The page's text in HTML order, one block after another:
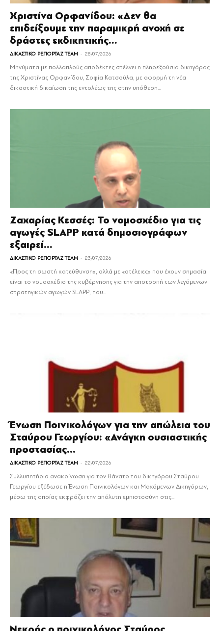
Χριστίνα Ορφανίδου: «Δεν θα
επιδείξουμε την παραμικρή ανοχή σε
δράστες εκδικητικής...
ΔΙΚΑΣΤΙΚΟ ΡΕΠΟΡΤΑΖ TEAM - 28/07/2026
Μηνύματα με πολλαπλούς αποδέκτες στέλνει η πληρεξούσια δικηγόρος
της Χριστίνας Ορφανίδου, Σοφία Κατσούλα, με αφορμή τη νέα
δικαστική δικαίωση της εντολέως της στην υπόθεση...
Ζαχαρίας Κεσσές: Το νομοσχέδιο για τις
αγωγές SLAPP κατά δημοσιογράφων
εξαιρεί...
ΔΙΚΑΣΤΙΚΟ ΡΕΠΟΡΤΑΖ TEAM - 23/07/2026
«Προς τη σωστή κατεύθυνση», αλλά με «ατέλειες» που έχουν σημασία,
είναι το νομοσχέδιο της κυβέρνησης για την αποτροπή των λεγόμενων
στρατηγικών αγωγών SLAPP, που...
Ένωση Ποινικολόγων για την απώλεια του
Σταύρου Γεωργίου: «Ανάγκη ουσιαστικής
προστασίας...
ΔΙΚΑΣΤΙΚΟ ΡΕΠΟΡΤΑΖ TEAM - 22/07/2026
Συλλυπητήρια ανακοίνωση για τον θάνατο του δικηγόρου Σταύρου
Γεωργίου εξέδωσε η Ένωση Ποινικολόγων και Μαχόμενων Δικηγόρων,
μέσω της οποίας εκφράζει την απόλυτη εμπιστοσύνη στις...